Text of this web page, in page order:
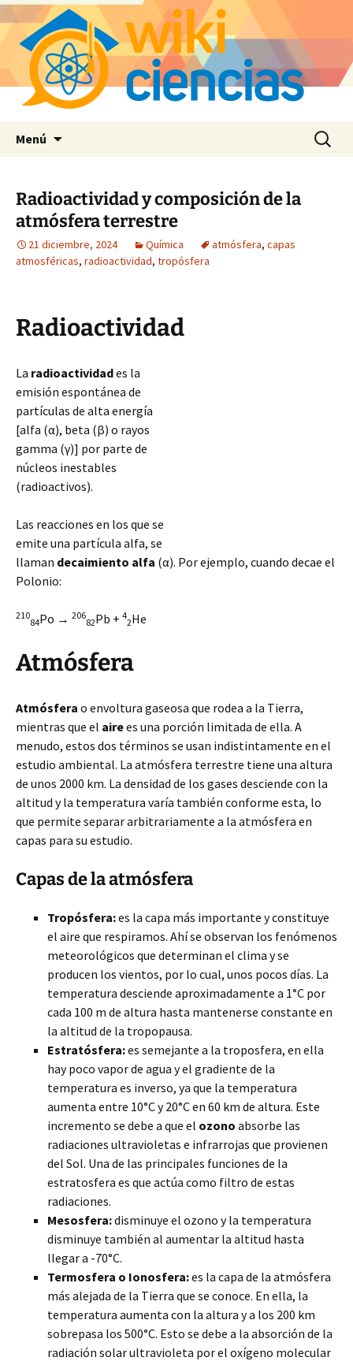
Menú Buscar:
Radioactividad y composición de la
atmósfera terrestre
21 diciembre, 2024 Química atmósfera, capas
atmosféricas, radioactividad, tropósfera
Radioactividad
La radioactividades la
emisión espontánea de
partículas de alta energía
[alfa (α), beta (β) o rayos
gamma (γ)] por parte de
núcleos inestables
(radioactivos).
Las reacciones en los que se
emite una partícula alfa, se
llaman decaimiento alfa (α). Por ejemplo, cuando decae el
Polonio:
210
84Po → 206
82Pb + 4
2He
Atmósfera
Atmósfera o envoltura gaseosa que rodea a la Tierra,
mientras que el airees una porción limitada de ella. A
menudo, estos dos términos se usan indistintamente en el
estudio ambiental. La atmósfera terrestre tiene una altura
de unos 2000 km. La densidad de los gases desciende con la
altitud y la temperatura varía también conforme esta, lo
que permite separar arbitrariamente a la atmósfera en
capas para su estudio.
Capas de la atmósfera
Tropósfera:es la capa más importante y constituye
el aire que respiramos. Ahí se observan los fenómenos
meteorológicos que determinan el clima y se
producen los vientos, por lo cual, unos pocos días. La
temperatura desciende aproximadamente a 1°C por
cada 100 m de altura hasta mantenerse constante en
la altitud de la tropopausa.
Estratósfera:es semejante a la troposfera, en ella
hay poco vapor de agua y el gradiente de la
temperatura es inverso, ya que la temperatura
aumenta entre 10°C y 20°C en 60 km de altura. Este
incremento se debe a que el ozono absorbe las
radiaciones ultravioletas e infrarrojas que provienen
del Sol. Una de las principales funciones de la
estratosfera es que actúa como filtro de estas
radiaciones.
Mesosfera:disminuye el ozono y la temperatura
disminuye también al aumentar la altitud hasta
llegar a -70°C.
Termosfera o Ionosfera:es la capa de la atmósfera
más alejada de la Tierra que se conoce. En ella, la
temperatura aumenta con la altura y a los 200 km
sobrepasa los 500°C. Esto se debe a la absorción de la
radiación solar ultravioleta por el oxígeno molecular